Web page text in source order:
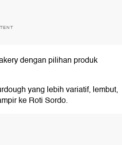
dengan pilihan produk
yang lebih variatif, lembut,
ke Roti Sordo.